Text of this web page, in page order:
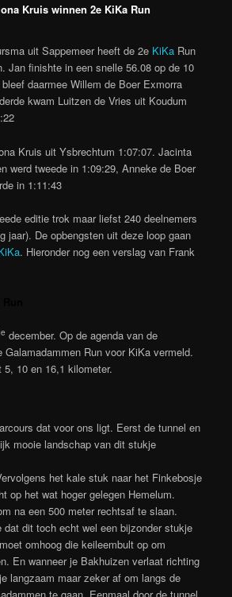
Kruis winnen 2e KiKa Run
uit Sappemeer heeft de 2e KiKa Run
Jan finishte in een snelle 56.08 op de 10
daarmee Willem de Boer Exmorra
kwam Luitzen de Vries uit Koudum
Kruis uit Ysbrechtum 1:07:07. Jacinta
werd tweede in 1:09:29, Anneke de Boer
in 1:11:43
editie trok maar liefst 240 deelnemers
jaar). De opbengsten uit deze loop gaan
. Hieronder nog een verslag van Frank
december. Op de agenda van de
Galamadammen Run voor KiKa vermeld.
10 en 16,1 kilometer.
dat voor ons ligt. Eerst de tunnel en
mooie landschap van dit stukje
het kale stuk naar het Finkebosje
op het wat hoger gelegen Hemelum.
na een 500 meter rechtsaf te slaan.
dat dit toch echt wel een bijzonder stukje
omhoog die keileembult op om
En wanneer je Bakhuizen verlaat richting
langzaam maar zeker af om langs de
te gaan. Eenmaal door de tunnel